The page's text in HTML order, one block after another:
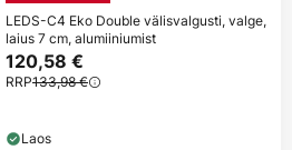
LEDS-C4 Eko Double välisvalgusti, valge,
laius 7 cm, alumiiniumist
120,58 €
RRP133,98 €
Laos